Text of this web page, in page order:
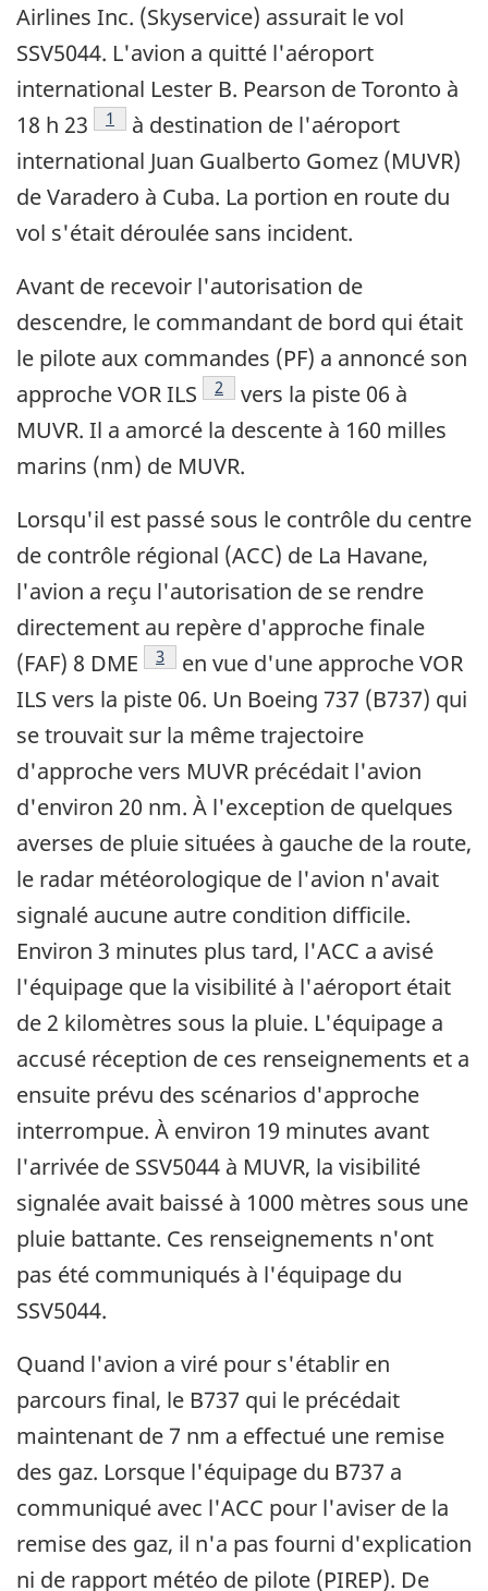
Airlines Inc. (Skyservice) assurait le vol
SSV5044. L'avion a quitté l'aéroport
international Lester B. Pearson de Toronto à
18 h 23
Footnote
1
à destination de l'aéroport
international Juan Gualberto Gomez (MUVR)
de Varadero à Cuba. La portion en route du
vol s'était déroulée sans incident.
Avant de recevoir l'autorisation de
descendre, le commandant de bord qui était
le pilote aux commandes (PF) a annoncé son
approche VOR ILS
Footnote
2
vers la piste 06 à
MUVR. Il a amorcé la descente à 160 milles
marins (nm) de MUVR.
Lorsqu'il est passé sous le contrôle du centre
de contrôle régional (ACC) de La Havane,
l'avion a reçu l'autorisation de se rendre
directement au repère d'approche finale
(FAF) 8 DME
Footnote
3
en vue d'une approche VOR
ILS vers la piste 06. Un Boeing 737 (B737) qui
se trouvait sur la même trajectoire
d'approche vers MUVR précédait l'avion
d'environ 20 nm. À l'exception de quelques
averses de pluie situées à gauche de la route,
le radar météorologique de l'avion n'avait
signalé aucune autre condition difficile.
Environ 3 minutes plus tard, l'ACC a avisé
l'équipage que la visibilité à l'aéroport était
de 2 kilomètres sous la pluie. L'équipage a
accusé réception de ces renseignements et a
ensuite prévu des scénarios d'approche
interrompue. À environ 19 minutes avant
l'arrivée de SSV5044 à MUVR, la visibilité
signalée avait baissé à 1000 mètres sous une
pluie battante. Ces renseignements n'ont
pas été communiqués à l'équipage du
SSV5044.
Quand l'avion a viré pour s'établir en
parcours final, le B737 qui le précédait
maintenant de 7 nm a effectué une remise
des gaz. Lorsque l'équipage du B737 a
communiqué avec l'ACC pour l'aviser de la
remise des gaz, il n'a pas fourni d'explication
ni de rapport météo de pilote (PIREP). De